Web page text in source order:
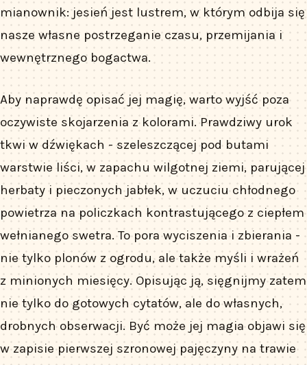
mianownik: jesień jest lustrem, w którym odbija się
nasze własne postrzeganie czasu, przemijania i
wewnętrznego bogactwa.
Aby naprawdę opisać jej magię, warto wyjść poza
oczywiste skojarzenia z kolorami. Prawdziwy urok
tkwi w dźwiękach - szeleszczącej pod butami
warstwie liści, w zapachu wilgotnej ziemi, parującej
herbaty i pieczonych jabłek, w uczuciu chłodnego
powietrza na policzkach kontrastującego z ciepłem
wełnianego swetra. To pora wyciszenia i zbierania -
nie tylko plonów z ogrodu, ale także myśli i wrażeń
z minionych miesięcy. Opisując ją, sięgnijmy zatem
nie tylko do gotowych cytatów, ale do własnych,
drobnych obserwacji. Być może jej magia objawi się
w zapisie pierwszej szronowej pajęczyny na trawie